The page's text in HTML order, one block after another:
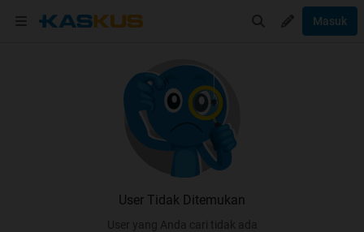
Masuk
User Tidak Ditemukan
User yang Anda cari tidak ada